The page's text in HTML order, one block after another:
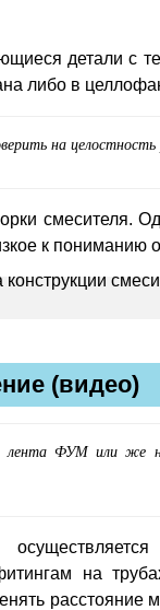
детали с
либо в
на целостность
смесителя.
к пониманию
(видео)
ФУМ или же
на
расстояние